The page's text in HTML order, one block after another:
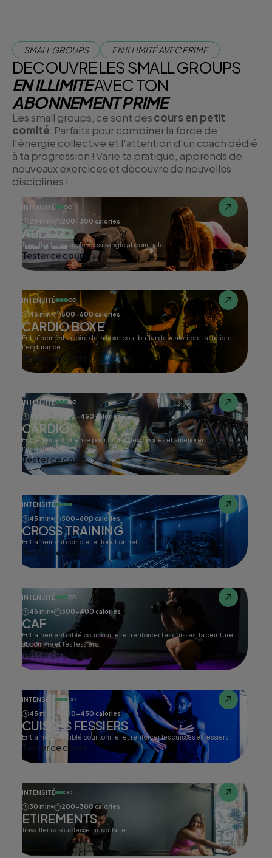
SMALL GROUPS EN ILLIMITÉ AVEC PRIME
DECOUVRE LES SMALL GROUPS
EN ILLIMITEAVEC TON
ABONNEMENT PRIME
Les small groups, ce sont descours en petit
comité . Parfaits pour combiner la force de
l'énergie collective et l'attention d'un coach dédié
à ta progression ! Varie ta pratique, apprends de
nouveaux exercices et découvre de nouvelles
disciplines !
INTENSITÉ
20 min
200-300 calories
ABDOS
Travailler l'ensemble de sa sangle abdominale
Tester ce cours
INTENSITÉ
45 min
500-600 calories
CARDIO BOXE
Entraînement inspiré de la boxe pour brûler des calories et améliorer
l'endurance.
Tester ce cours
INTENSITÉ
45 min
400-450 calories
CARDIO
Entraînement intense pour brûler des calories et améliorer
l'endurance.
Tester ce cours
INTENSITÉ
45 min
500-600 calories
CROSS TRAINING
Entraînement complet et fonctionnel
Tester ce cours
INTENSITÉ
45 min
300-400 calories
CAF
Entraînement ciblé pour tonifier et renforcer tes cuisses, ta ceinture
abdomine et tes fessiers.
Tester ce cours
INTENSITÉ
45 min
400-450 calories
CUISSES FESSIERS
Entraînement ciblé pour tonifier et renforcer les cuisses et fessiers.
Tester ce cours
INTENSITÉ
30 min
200-300 calories
ETIREMENTS
Travailler sa souplesse musculaire
Tester ce cours